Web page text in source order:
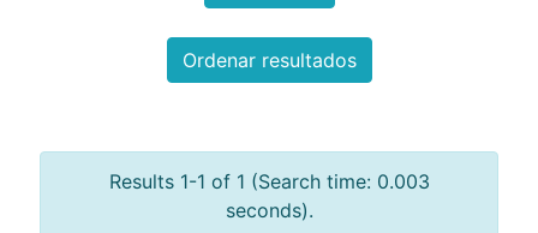
Ordenar resultados
Results 1-1 of 1 (Search time: 0.003
seconds).